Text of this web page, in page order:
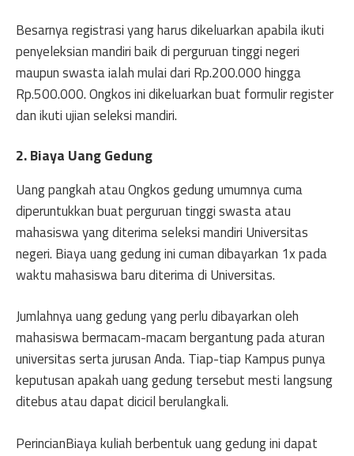
Besarnya registrasi yang harus dikeluarkan apabila ikuti
penyeleksian mandiri baik di perguruan tinggi negeri
maupun swasta ialah mulai dari Rp.200.000 hingga
Rp.500.000. Ongkos ini dikeluarkan buat formulir register
dan ikuti ujian seleksi mandiri.
2. Biaya Uang Gedung
Uang pangkah atau Ongkos gedung umumnya cuma
diperuntukkan buat perguruan tinggi swasta atau
mahasiswa yang diterima seleksi mandiri Universitas
negeri. Biaya uang gedung ini cuman dibayarkan 1x pada
waktu mahasiswa baru diterima di Universitas.
Jumlahnya uang gedung yang perlu dibayarkan oleh
mahasiswa bermacam-macam bergantung pada aturan
universitas serta jurusan Anda. Tiap-tiap Kampus punya
keputusan apakah uang gedung tersebut mesti langsung
ditebus atau dapat dicicil berulangkali.
PerincianBiaya kuliah berbentuk uang gedung ini dapat